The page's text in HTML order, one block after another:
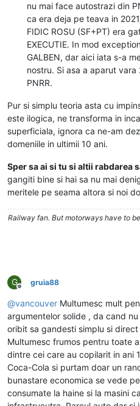
nu mai face autostrazi din
ca era deja pe teava in
FIDIC ROSU (SF+PT) era
EXECUTIE. In mod
GALBEN, dar aici iata s-a
nostru. Si asa a aparut
PNRR.
Pur si simplu teoria asta cu
este ilogica, ne transforma in
superficiala, ignora ca ne-am
domeniile in ultimii 10 ani.
Sper sa ai si tu si altii rabdarea
gangiti bine si hai sa nu mai
meritele pe seama altora si noi
Railway fan. But motorways have to
G
Deconectat
gruia88
@vancouver Multumesc mult
argumentelor solide , da cand
oribit sa gandesti simplu si direct
Multumesc frumos pentru toate
dintre cei care au copilarit in ani
Coca-Cola si purtam doar un
bunastare economica se vede
consumate la haine si la masini